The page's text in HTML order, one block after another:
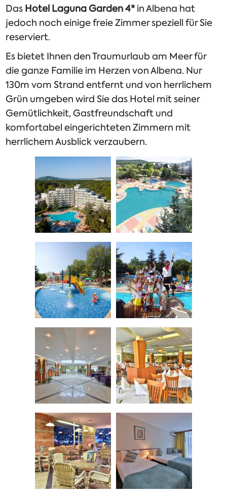
Das Hotel Laguna Garden 4*in Albena hat
jedoch noch einige freie Zimmer speziell für Sie
reserviert.
Es bietet Ihnen den Traumurlaub am Meer für
die ganze Familie im Herzen von Albena. Nur
130m vom Strand entfernt und von herrlichem
Grün umgeben wird Sie das Hotel mit seiner
Gemütlichkeit, Gastfreundschaft und
komfortabel eingerichteten Zimmern mit
herrlichem Ausblick verzaubern.